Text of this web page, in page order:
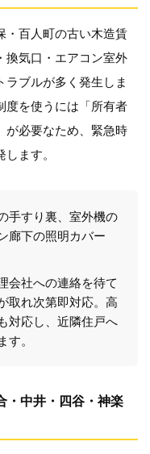
・百人町の古い木造賃
換気口・エアコン室外
ブルが多く発生しま
度を使うには「所有者
が必要なため、緊急時
ます。
手すり裏、室外機の
廊下の照明カバー
会社への連絡を待て
取れ次第即対応。高
対応し、近隣住戸へ
。
・中井・四谷・神楽